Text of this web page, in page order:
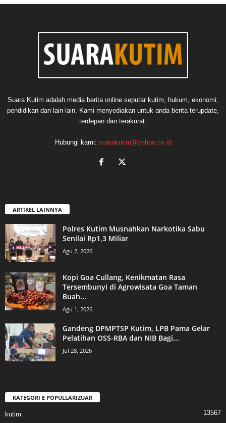
Suara Kutim adalah media berita online seputar kutim, hukum, ekonomi,
pendidikan dan lain-lain. Kami menyediakan untuk anda berita terupdate,
terdepan dan terakurat.
Hubungi kami: suarakutim@yahoo.co.id
ARTIKEL LAINNYA
Polres Kutim Musnahkan Narkotika Sabu
Senilai Rp1,3 Miliar
Agu 2, 2026
Kopi Goa Cullang, Kenikmatan Rasa
Tersembunyi di Agrowisata Goa Taman
Buah...
Agu 1, 2026
Gandeng DPMPTSP Kutim, LPB Pama Gelar
Pelatihan OSS-RBA dan NIB Bagi...
Jul 28, 2026
KATEGORI E POPULLARIZUAR
kutim 13567